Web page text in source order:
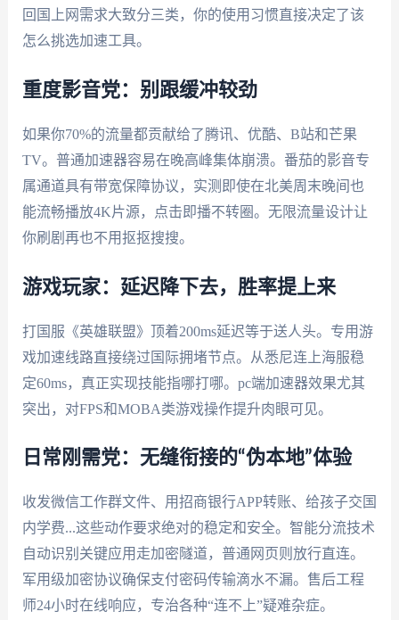
回国上网需求大致分三类，你的使用习惯直接决定了该
怎么挑选加速工具。
重度影音党：别跟缓冲较劲
如果你70%的流量都贡献给了腾讯、优酷、B站和芒果
TV。普通加速器容易在晚高峰集体崩溃。番茄的影音专
属通道具有带宽保障协议，实测即使在北美周末晚间也
能流畅播放4K片源，点击即播不转圈。无限流量设计让
你刷剧再也不用抠抠搜搜。
游戏玩家：延迟降下去，胜率提上来
打国服《英雄联盟》顶着200ms延迟等于送人头。专用游
戏加速线路直接绕过国际拥堵节点。从悉尼连上海服稳
定60ms，真正实现技能指哪打哪。pc端加速器效果尤其
突出，对FPS和MOBA类游戏操作提升肉眼可见。
日常刚需党：无缝衔接的“伪本地”体验
收发微信工作群文件、用招商银行APP转账、给孩子交国
内学费...这些动作要求绝对的稳定和安全。智能分流技术
自动识别关键应用走加密隧道，普通网页则放行直连。
军用级加密协议确保支付密码传输滴水不漏。售后工程
师24小时在线响应，专治各种“连不上”疑难杂症。